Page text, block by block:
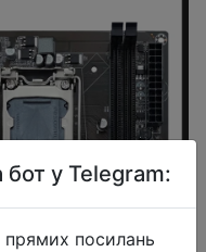
бот у Telegram:
посилань